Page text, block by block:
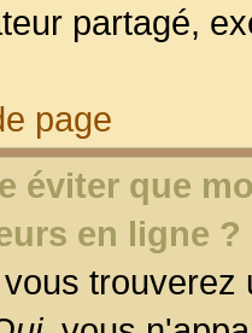
partagé,
page
éviter que
en ligne ?